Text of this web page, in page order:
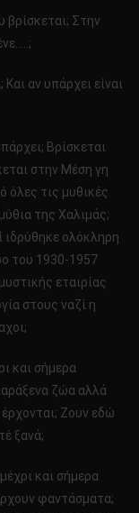
βρίσκεται; Στην
αν υπάρχει είναι
Βρίσκεται
στην Μέση γη
όλες τις μυθικές
της Χαλιμάς;
ιδρύθηκε ολόκληρη
του 1930-1957
εταιρίας
στους ναζί η
και σήμερα
ζώα αλλά
Ζουν εδώ
ξανά;
και σήμερα
φαντάσματα;